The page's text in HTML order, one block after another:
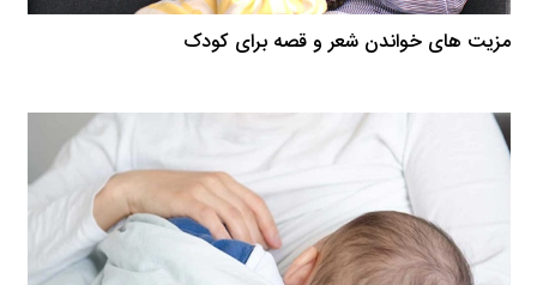
مزیت ‏های خواندن شعر و قصه برای کودک